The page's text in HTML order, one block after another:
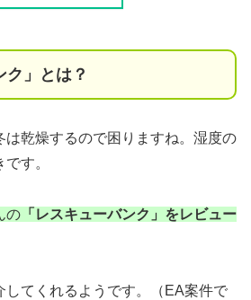
ク」とは？
は乾燥するので困りますね。湿度の
す。
の 「レスキューバンク」 をレビュー
してくれるようです。（EA案件で